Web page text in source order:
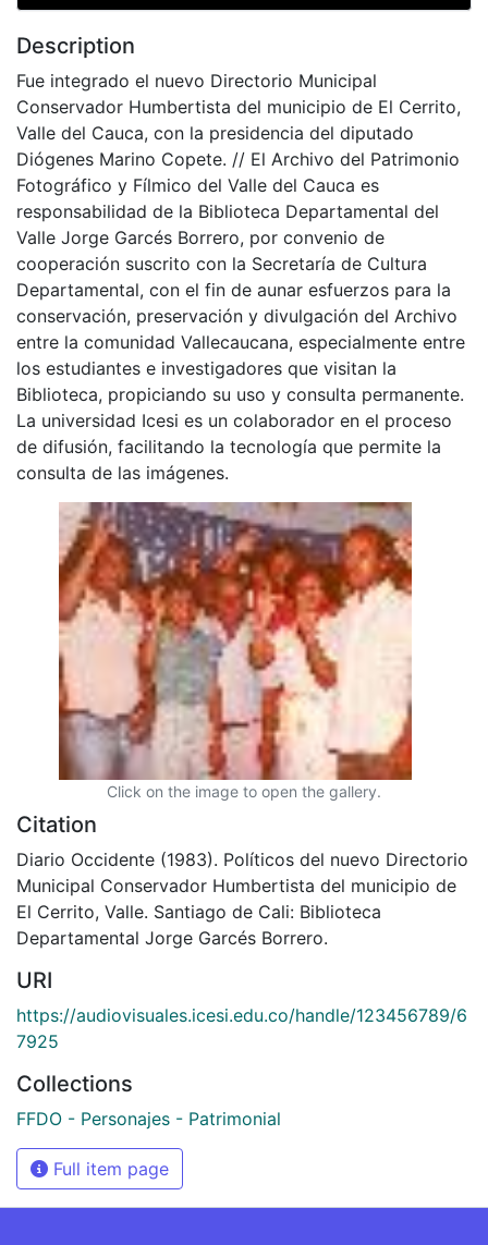
Description
Fue integrado el nuevo Directorio Municipal
Conservador Humbertista del municipio de El Cerrito,
Valle del Cauca, con la presidencia del diputado
Diógenes Marino Copete. // El Archivo del Patrimonio
Fotográfico y Fílmico del Valle del Cauca es
responsabilidad de la Biblioteca Departamental del
Valle Jorge Garcés Borrero, por convenio de
cooperación suscrito con la Secretaría de Cultura
Departamental, con el fin de aunar esfuerzos para la
conservación, preservación y divulgación del Archivo
entre la comunidad Vallecaucana, especialmente entre
los estudiantes e investigadores que visitan la
Biblioteca, propiciando su uso y consulta permanente.
La universidad Icesi es un colaborador en el proceso
de difusión, facilitando la tecnología que permite la
consulta de las imágenes.
Click on the image to open the gallery.
Citation
Diario Occidente (1983). Políticos del nuevo Directorio
Municipal Conservador Humbertista del municipio de
El Cerrito, Valle. Santiago de Cali: Biblioteca
Departamental Jorge Garcés Borrero.
URI
https://audiovisuales.icesi.edu.co/handle/123456789/6
7925
Collections
FFDO - Personajes - Patrimonial
Full item page